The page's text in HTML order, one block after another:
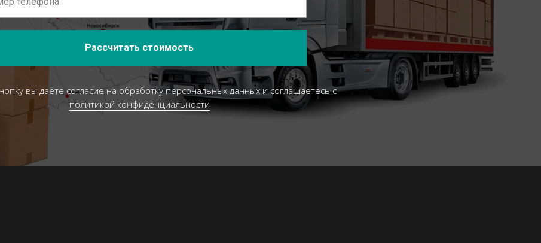
Рассчитать стоимость
вы даёте согласие на обработку персональных данных и соглашаетесь c
политикой конфиденциальности